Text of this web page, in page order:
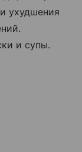
ухудшения
и супы.